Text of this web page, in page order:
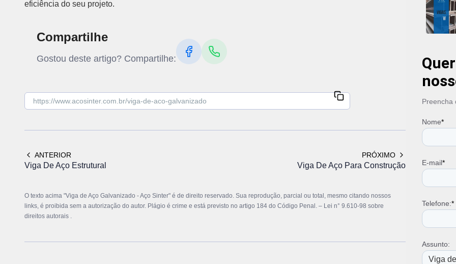
eficiência do seu projeto.
Compartilhe
Gostou deste artigo? Compartilhe:
ANTERIOR
Viga De Aço Estrutural
PRÓXIMO
Viga De Aço Para Construção
O texto acima "Viga de Aço Galvanizado - Aço Sinter" é de direito reservado. Sua reprodução, parcial ou total, mesmo citando nossos
links, é proibida sem a autorização do autor. Plágio é crime e está previsto no artigo 184 do Código Penal. – Lei n° 9.610-98 sobre
direitos autorais .
Tubo
Tubo
Tubo
Tubo
Tubo
Tubo
Tubo
Tubo
Tubos
Venda
Viga de
Viga de
Viga de
Viga de
Viga H
Viga I
Viga I
Preencha
Nome*
E-mail*
Telefone:*
Assunto: